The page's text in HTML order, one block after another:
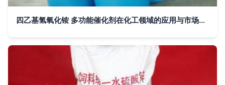
四乙基氢氧化铵 多功能催化剂在化工领域的应用与市场分析